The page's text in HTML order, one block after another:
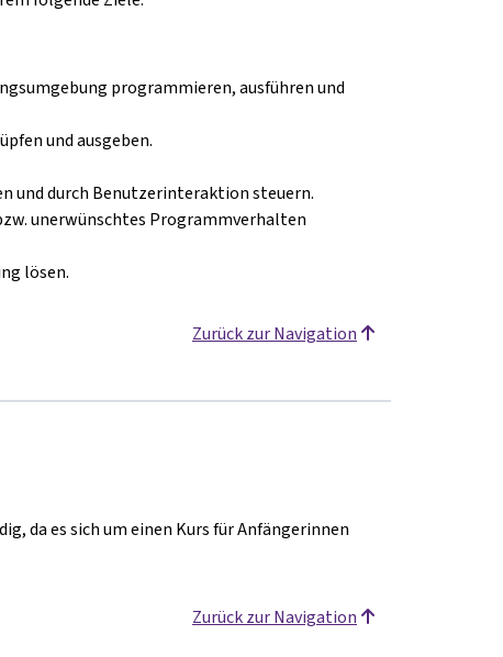
programmieren, ausführen und
und ausgeben.
und durch Benutzerinteraktion steuern.
unerwünschtes Programmverhalten
lösen.
Zurück zur Navigation
da es sich um einen Kurs für Anfängerinnen
Zurück zur Navigation